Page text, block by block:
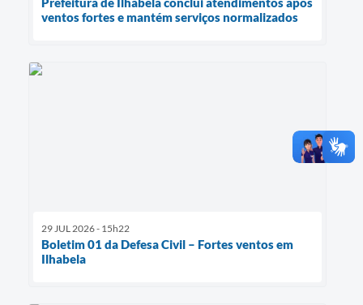
ventos fortes e mantém serviços normalizados
29 JUL 2026 - 15h22
Boletim 01 da Defesa Civil – Fortes ventos em
Ilhabela